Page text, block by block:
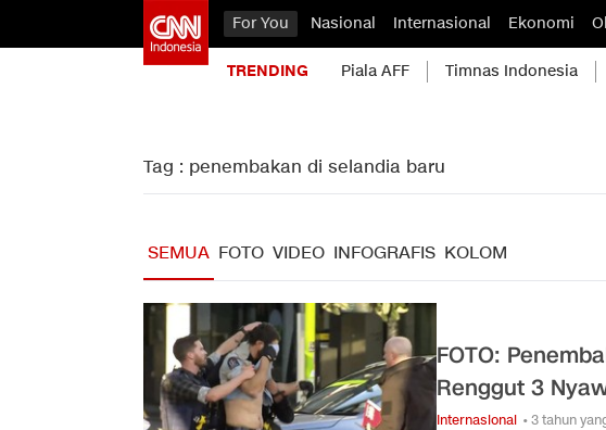
For You Nasional Internasional Ekonomi
TRENDING Piala AFF Timnas Indonesia
Tag : penembakan di selandia baru
SEMUA FOTO VIDEO INFOGRAFIS KOLOM
FOTO:
Renggut 3
Internasional • 3 tahun